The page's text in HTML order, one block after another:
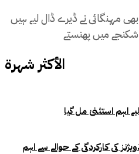
الأكثر شهرة
اہم استثنیٰ مل گیا
کی کارکردگی کے حوالے سے اہم